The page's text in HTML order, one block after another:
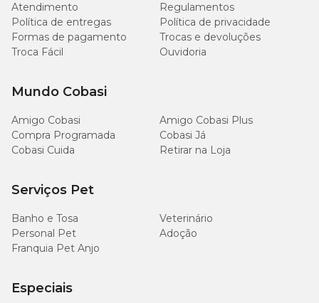
Atendimento
Regulamentos
Política de entregas
Política de privacidade
Formas de pagamento
Trocas e devoluções
Troca Fácil
Ouvidoria
Mundo Cobasi
Amigo Cobasi
Amigo Cobasi Plus
Compra Programada
Cobasi Já
Cobasi Cuida
Retirar na Loja
Serviços Pet
Banho e Tosa
Veterinário
Personal Pet
Adoção
Franquia Pet Anjo
Especiais